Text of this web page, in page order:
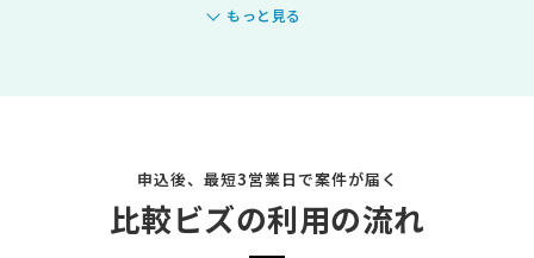
もっと見る
申込後、最短3営業日で案件が届く
比較ビズの利用の流れ